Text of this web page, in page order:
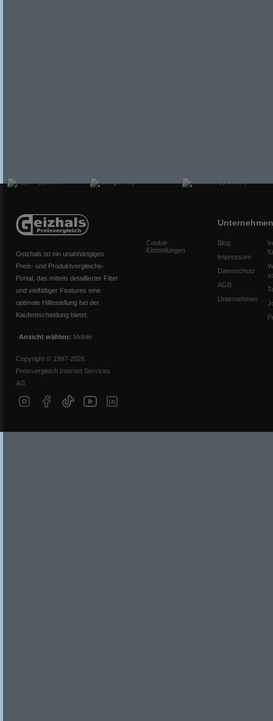
Geizhals ist ein unabhängiges
Preis- und Produktvergleichs-
Portal, das mittels detaillierter Filter
und vielfältiger Features eine
optimale Hilfestellung bei der
Kaufentscheidung bietet.
Ansicht wählen: Mobile
Copyright © 1997-2026
Preisvergleich Internet Services
AG
Cookie-
Einstellungen
Unternehmen
Blog
Impressum
Datenschutz
AGB
Unternehmen